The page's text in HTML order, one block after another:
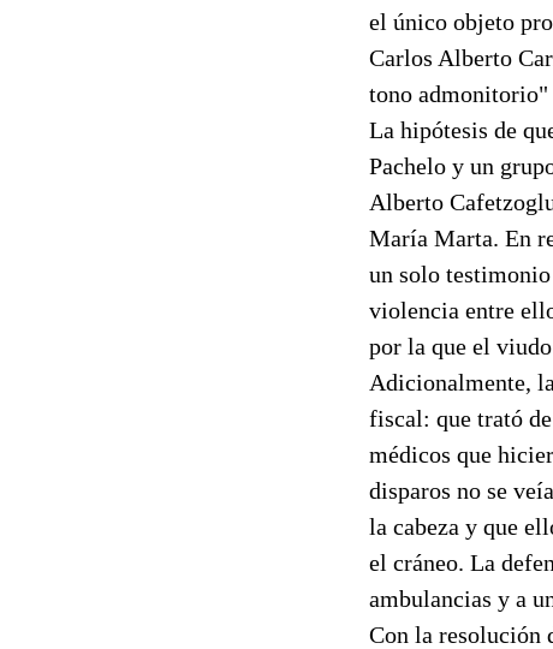
el único objeto
Carlos Alberto
tono admonitorio"
La hipótesis de
Pachelo y un
Alberto
María Marta. En
un solo
violencia entre
por la que el
Adicionalmente,
fiscal: que trató
médicos que
disparos no se
la cabeza y que
el cráneo. La
ambulancias y a
Con la resolución